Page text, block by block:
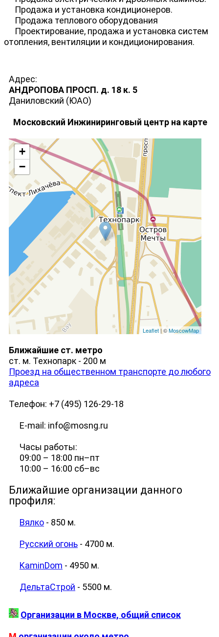
Продажа и установка кондиционеров.
Продажа теплового оборудования
Проектирование, продажа и установка систем
отопления, вентиляции и кондиционирования.
Адрес:
АНДРОПОВА ПРОСП. д. 18 к. 5
Даниловский (ЮАО)
Московский Инжиниринговый центр на карте
+
−
Leaflet| ©MoscowMap
Ближайшие ст. метро
ст. м. Технопарк - 200 м
Проезд на общественном транспорте до любого
адреса
Телефон: +7 (495) 126-29-18
E-mail: info@mosng.ru
Часы работы:
09:00 – 18:00 пн–пт
10:00 – 16:00 cб–вс
Ближайшие организации данного
профиля:
Вялко - 850 м.
Русский огонь - 4700 м.
KaminDom - 4950 м.
ДельтаСтрой - 5500 м.
Организации в Москве, общий список